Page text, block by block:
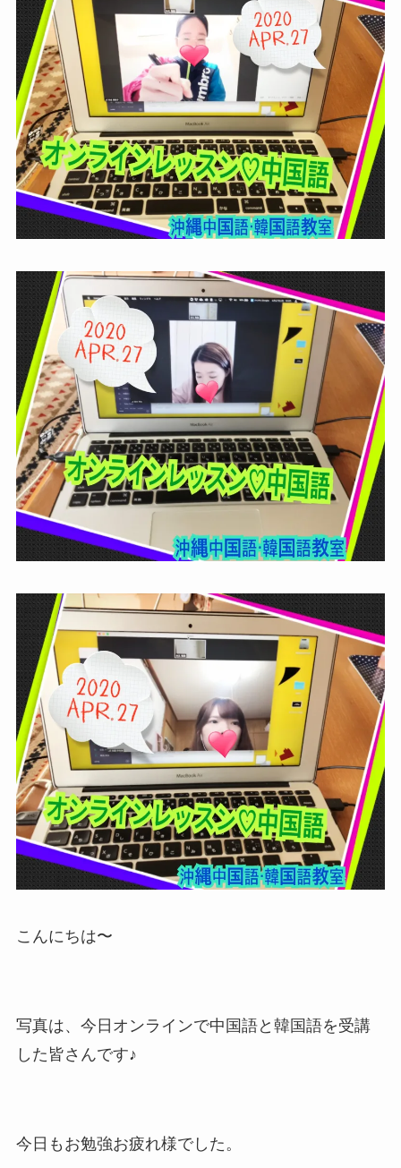
こんにちは〜
写真は、今日オンラインで中国語と韓国語を受講
した皆さんです♪
今日もお勉強お疲れ様でした。